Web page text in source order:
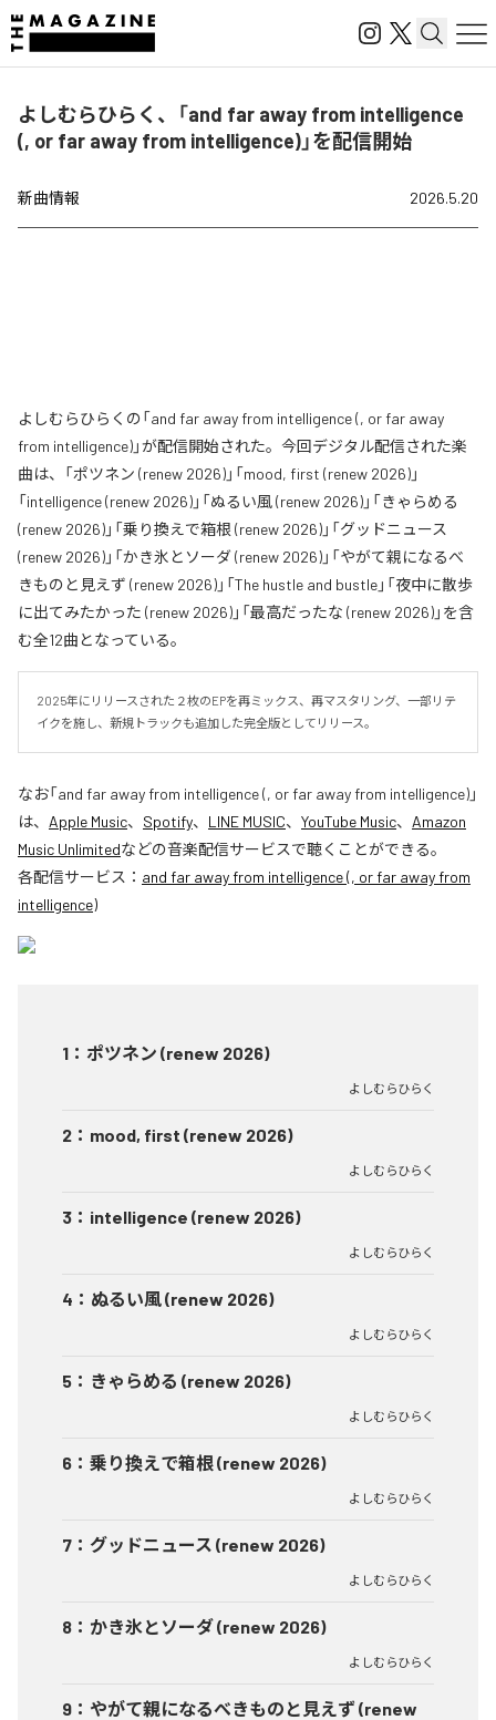
よしむらひらく、「and far away from intelligence
(, or far away from intelligence)」を配信開始
新曲情報 2026.5.20
よしむらひらくの「and far away from intelligence (, or far away
from intelligence)」が配信開始された。今回デジタル配信された楽
曲は、「ポツネン (renew 2026)」「mood, first (renew 2026)」
「intelligence (renew 2026)」「ぬるい風 (renew 2026)」「きゃらめる
(renew 2026)」「乗り換えで箱根 (renew 2026)」「グッドニュース
(renew 2026)」「かき氷とソーダ (renew 2026)」「やがて親になるべ
きものと見えず (renew 2026)」「The hustle and bustle」「夜中に散歩
に出てみたかった (renew 2026)」「最高だったな (renew 2026)」を含
む全12曲となっている。
2025年にリリースされた２枚のEPを再ミックス、再マスタリング、一部リテ
イクを施し、新規トラックも追加した完全版としてリリース。
なお「and far away from intelligence (, or far away from intelligence)」
は、 Apple Music、 Spotify、 LINE MUSIC、 YouTube Music、 Amazon
Music Unlimitedなどの音楽配信サービスで聴くことができる。
各配信サービス： and far away from intelligence (, or far away from
intelligence)
1 ： ポツネン (renew 2026)
よしむらひらく
2 ： mood, first (renew 2026)
よしむらひらく
3 ： intelligence (renew 2026)
よしむらひらく
4 ： ぬるい風 (renew 2026)
よしむらひらく
5 ： きゃらめる (renew 2026)
よしむらひらく
6 ： 乗り換えで箱根 (renew 2026)
よしむらひらく
7 ： グッドニュース (renew 2026)
よしむらひらく
8 ： かき氷とソーダ (renew 2026)
よしむらひらく
9 ： やがて親になるべきものと見えず (renew